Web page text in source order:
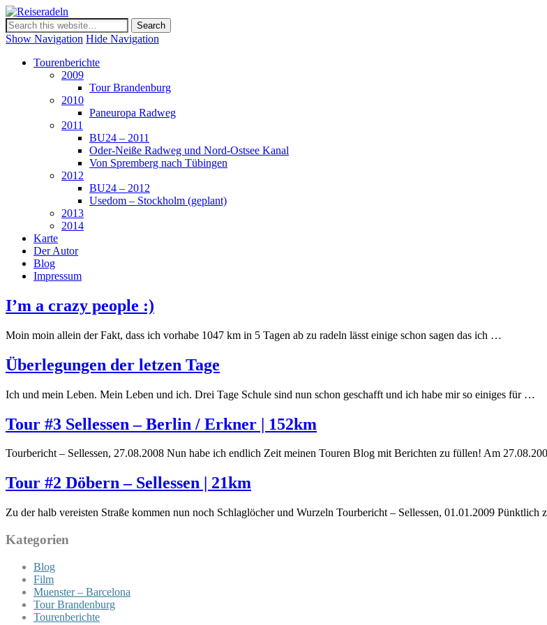
Show Navigation Hide Navigation
Tourenberichte
2009
Tour Brandenburg
2010
Paneuropa Radweg
2011
BU24 – 2011
Oder-Neiße Radweg und Nord-Ostsee Kanal
Von Spremberg nach Tübingen
2012
BU24 – 2012
Usedom – Stockholm (geplant)
2013
2014
Karte
Der Autor
Blog
Impressum
I’m a crazy people :)
Moin moin allein der Fakt, dass ich vorhabe 1047 km in 5 Tagen ab zu radeln lässt einige schon sagen das ich …
Überlegungen der letzen Tage
Ich und mein Leben. Mein Leben und ich. Drei Tage Schule sind nun schon geschafft und ich habe mir so einiges für …
Tour #3 Sellessen – Berlin / Erkner | 152km
Tourbericht – Sellessen, 27.08.2008 Nun habe ich endlich Zeit meinen Touren Blog mit Berichten zu füllen! Am
Tour #2 Döbern – Sellessen | 21km
Zu der halb vereisten Straße kommen nun noch Schlaglöcher und Wurzeln Tourbericht – Sellessen, 01.01.2009
Kategorien
Blog
Film
Muenster – Barcelona
Tour Brandenburg
Tourenberichte